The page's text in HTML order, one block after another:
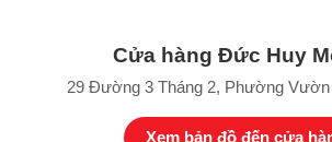
Cửa hàng Đức Huy
29 Đường 3 Tháng 2, Phường Vườn
Xem bản đồ đến cửa